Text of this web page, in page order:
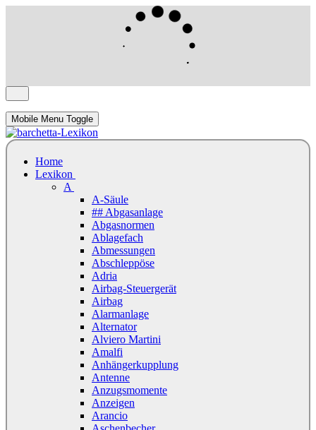
Mobile Menu Toggle
Home
Lexikon
A
A-Säule
## Abgasanlage
Abgasnormen
Ablagefach
Abmessungen
Abschleppöse
Adria
Airbag-Steuergerät
Airbag
Alarmanlage
Alternator
Alviero Martini
Amalfi
Anhängerkupplung
Antenne
Anzugsmomente
Anzeigen
Arancio